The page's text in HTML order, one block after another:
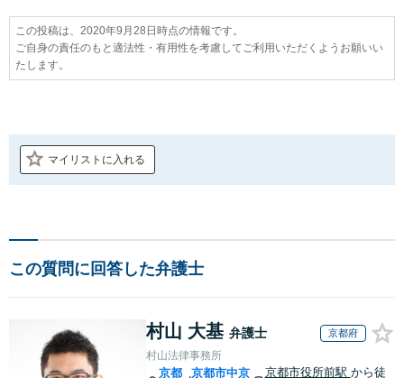
この投稿は、2020年9月28日時点の情報です。
ご自身の責任のもと適法性・有用性を考慮してご利用いただくようお願いい
たします。
マイリストに入れる
この質問に回答した弁護士
村山 大基 弁護士 京都府
村山法律事務所
京都
京都市中京
京都市役所前駅 から徒